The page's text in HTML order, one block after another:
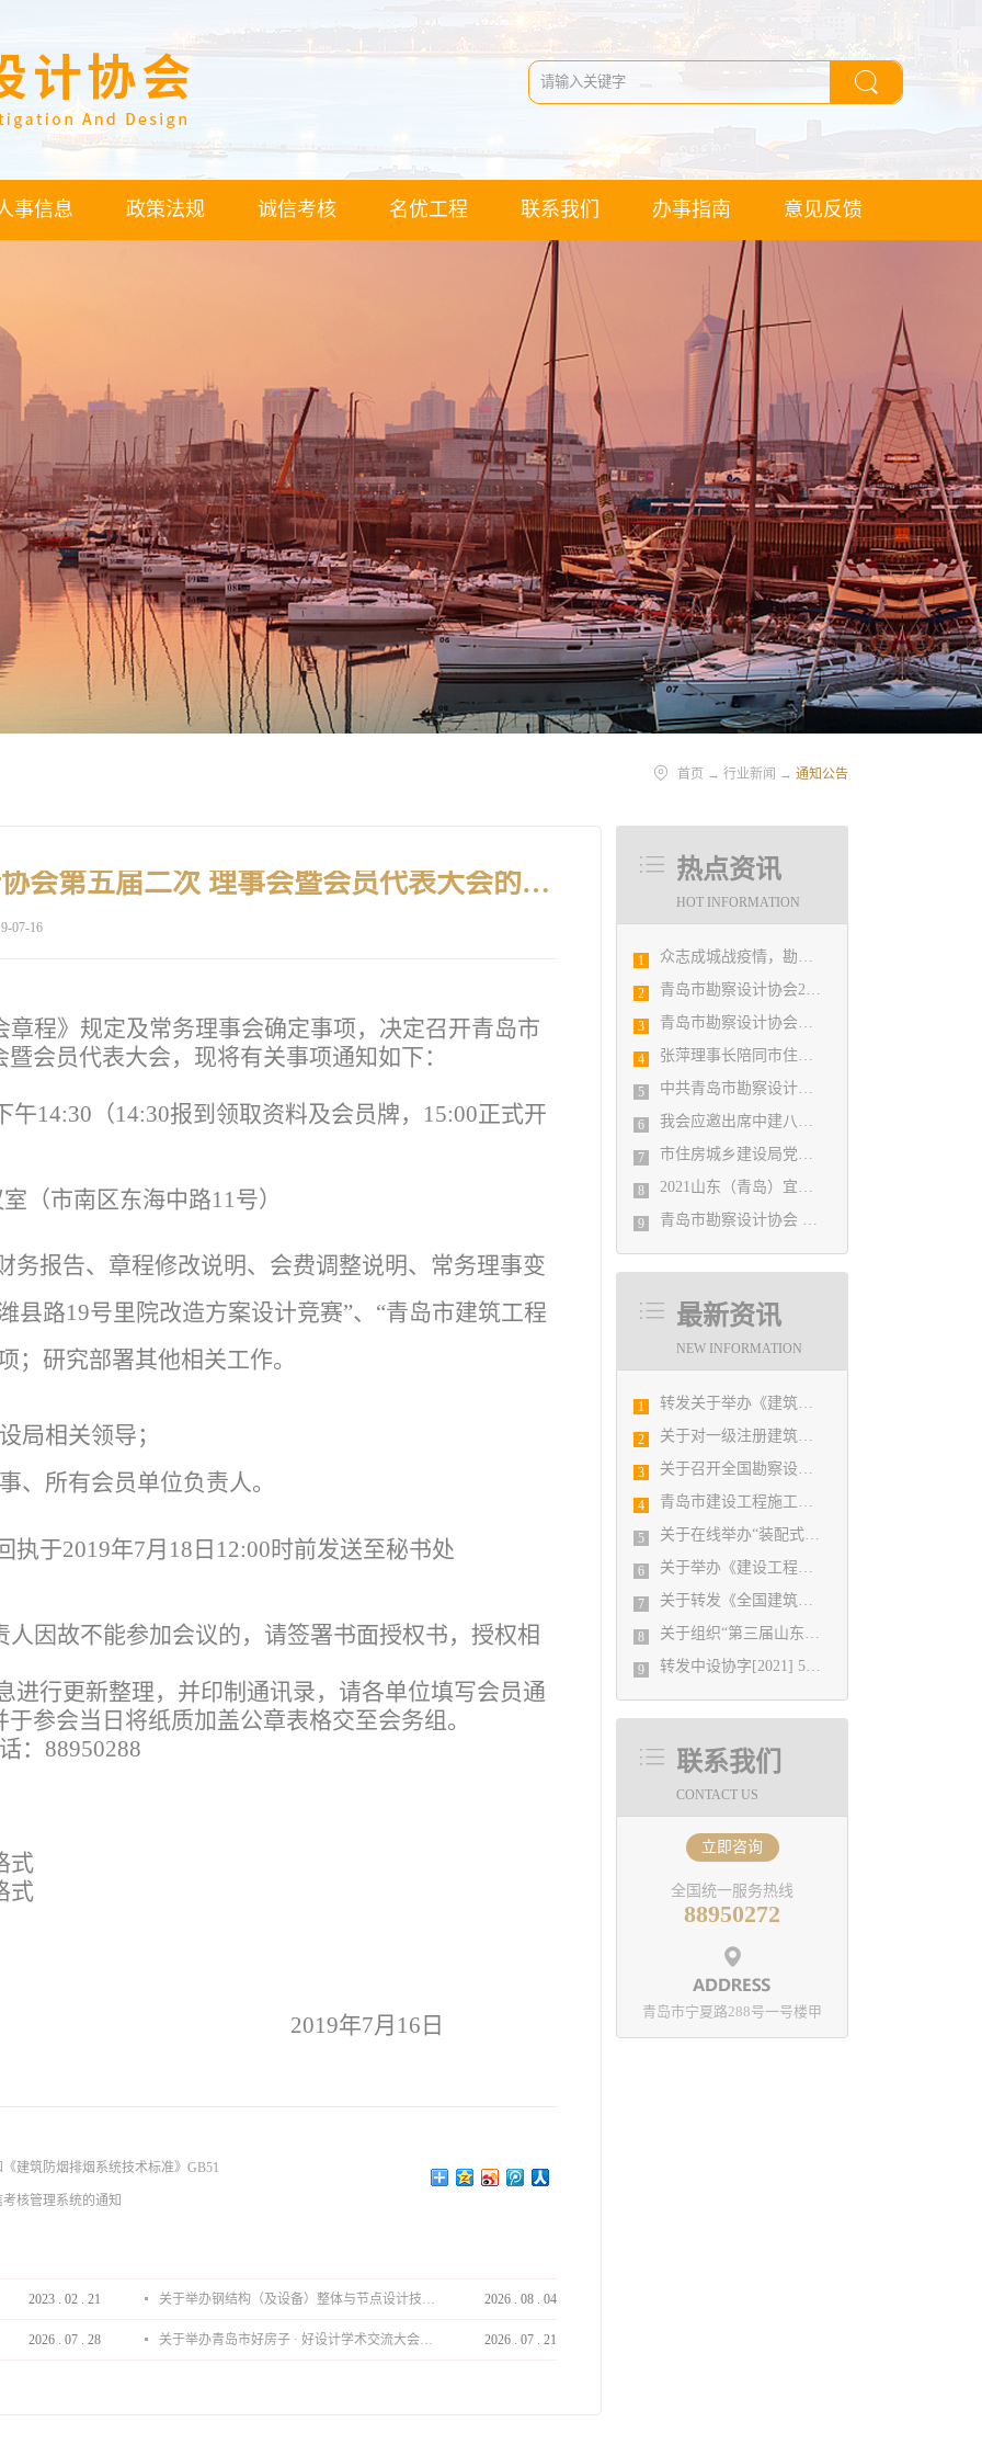
事信息 政策法规 诚信考核 名优工程 联系我们 办事指南 意见反馈
首页 → 行业新闻 → 通知公告
热点资讯
HOT INFORMATION
1 众志成城战疫情，勘察设计行业在行动
2 青岛市勘察设计协会2020年度第一次理事会顺利召开
3 青岛市勘察设计协会陪同市住房和城乡建设局刘波副局长走访调研会员单位
4 张萍理事长陪同市住房和城乡建设局赴陇南开展东西部扶贫协作工作
5 中共青岛市勘察设计协会党支部日前召开民主生活会
6 我会应邀出席中建八局四公司设计管理研究院揭牌仪式
7 市住房城乡建设局党组书记、局长陈勇调研市勘察设计协会及所属审图机构
8 2021山东（青岛）宜居博览会盛大开幕
9 青岛市勘察设计协会 第五届二次会员代表大会纪要
最新资讯
NEW INFORMATION
1 转发关于举办《建筑电气与智能化通用规范》 GB55024-2022公益宣贯的通知
2 关于对一级注册建筑师、勘察设计注册工程师注册申报及相关业务办理的通知
3 关于召开全国勘察设计行业信息化工作交流会暨中国勘察设计协会信息化推进工作委员会2019年年会的通知
4 青岛市建设工程施工图设计审查有限公司 业务办理温馨提示
5 关于在线举办“装配式建筑技术发展与应用”培训班的通知
6 关于举办《建设工程消防设计审查验收管理暂行规定》实施细则宣贯与第三方消防服务机构检测验收全过程实务操作专题培训班的通知
7 关于转发《全国建筑设计行业创新创优学术峰会11月13日在重庆召开》的通知
8 关于组织“第三届山东省城市建设博览会”集中观展活动的通知
9 转发中设协字[2021] 52号关于印发《工程勘察、建筑设计行业和市政公用工程优秀勘察设计奖评选办法》的通知
联系我们
CONTACT US
立即咨询
全国统一服务热线
88950272
青岛市宁夏路288号一号楼甲
关于召开青岛市勘察设计协会第五届二次 理事会暨会员代表大会的通知
07-16
程》规定及常务理事会确定事项，决定召开青岛市
会员代表大会，现将有关事项通知如下：
午14:30（14:30报到领取资料及会员牌，15:00正式开
（市南区东海中路11号）
务报告、章程修改说明、会费调整说明、常务理事变
县路19号里院改造方案设计竞赛”、“青岛市建筑工程
；研究部署其他相关工作。
局相关领导；
、所有会员单位负责人。
执于2019年7月18日12:00时前发送至秘书处
因故不能参加会议的，请签署书面授权书，授权相
进行更新整理，并印制通讯录，请各单位填写会员通
参会当日将纸质加盖公章表格交至会务组。
：88950288
式
式
年7月16日
建筑防烟排烟系统技术标准》GB51
核管理系统的通知
2023 . 02 . 21 关于举办钢结构（及设备）整体与节点设计技术分享会的通知 2026 . 08 . 04
2026 . 07 . 28 关于举办青岛市好房子 · 好设计学术交流大会的通知 2026 . 07 . 21